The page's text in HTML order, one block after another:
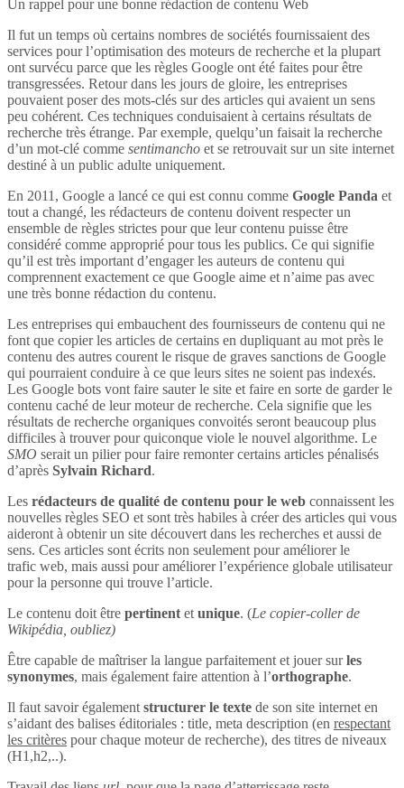
Un rappel pour une bonne rédaction de contenu Web
Il fut un temps où certains nombres de sociétés fournissaient des
services pour l’optimisation des moteurs de recherche et la plupart
ont survécu parce que les règles Google ont été faites pour être
transgressées. Retour dans les jours de gloire, les entreprises
pouvaient poser des mots-clés sur des articles qui avaient un sens
peu cohérent. Ces techniques conduisaient à certains résultats de
recherche très étrange. Par exemple, quelqu’un faisait la recherche
d’un mot-clé comme sentimancho et se retrouvait sur un site internet
destiné à un public adulte uniquement.
En 2011, Google a lancé ce qui est connu comme Google Panda et
tout a changé, les rédacteurs de contenu doivent respecter un
ensemble de règles strictes pour que leur contenu puisse être
considéré comme approprié pour tous les publics. Ce qui signifie
qu’il est très important d’engager les auteurs de contenu qui
comprennent exactement ce que Google aime et n’aime pas avec
une très bonne rédaction du contenu.
Les entreprises qui embauchent des fournisseurs de contenu qui ne
font que copier les articles de certains en dupliquant au mot près le
contenu des autres courent le risque de graves sanctions de Google
qui pourraient conduire à ce que leurs sites ne soient pas indexés.
Les Google bots vont faire sauter le site et faire en sorte de garder le
contenu caché de leur moteur de recherche. Cela signifie que les
résultats de recherche organiques convoités seront beaucoup plus
difficiles à trouver pour quiconque viole le nouvel algorithme. Le
SMO serait un pilier pour faire remonter certains articles pénalisés
d’après Sylvain Richard.
Les rédacteurs de qualité de contenu pour le web connaissent les
nouvelles règles SEO et sont très habiles à créer des articles qui vous
aideront à obtenir un site découvert dans les recherches et aussi de
sens. Ces articles sont écrits non seulement pour améliorer le
trafic web, mais aussi pour améliorer l’expérience globale utilisateur
pour la personne qui trouve l’article.
Le contenu doit être pertinent et unique. (Le copier-coller de
Wikipédia, oubliez)
Être capable de maîtriser la langue parfaitement et jouer surles
synonymes, mais également faire attention à l’orthographe.
Il faut savoir également structurer le texte de son site internet en
s’aidant des balises éditoriales : title, meta description (en respectant
les critères pour chaque moteur de recherche), des titres de niveaux
(H1,h2,..).